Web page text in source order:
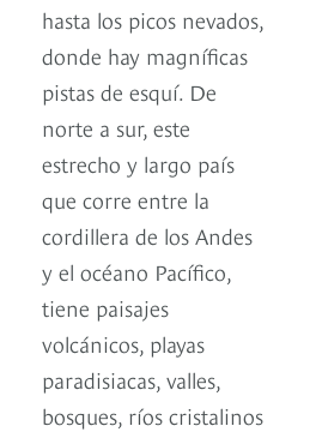
hasta los picos nevados,
donde hay magníficas
pistas de esquí. De
norte a sur, este
estrecho y largo país
que corre entre la
cordillera de los Andes
y el océano Pacífico,
tiene paisajes
volcánicos, playas
paradisiacas, valles,
bosques, ríos cristalinos